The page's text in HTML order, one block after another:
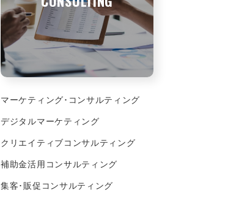
マーケティング･コンサルティング
デジタルマーケティング
クリエイティブコンサルティング
補助金活用コンサルティング
集客･販促コンサルティング